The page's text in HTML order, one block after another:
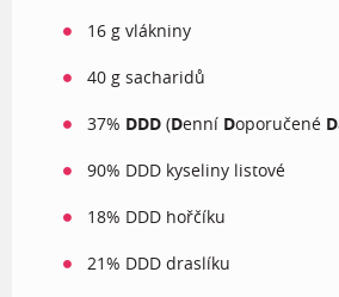
16 g vlákniny
40 g sacharidů
37% DDD (Denní Doporučené D
90% DDD kyseliny listové
18% DDD hořčíku
21% DDD draslíku